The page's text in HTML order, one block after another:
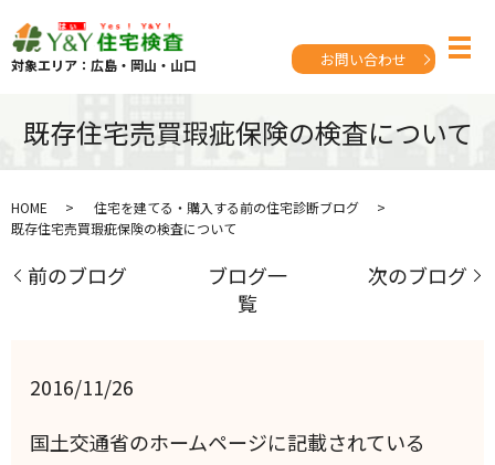
対象エリア：広島・岡山・山口 お問い合わせ
既存住宅売買瑕疵保険の検査について
HOME
住宅を建てる・購入する前の住宅診断ブログ
既存住宅売買瑕疵保険の検査について
前のブログ
ブログ一
覧
次のブログ
2016/11/26
国土交通省のホームページに記載されている